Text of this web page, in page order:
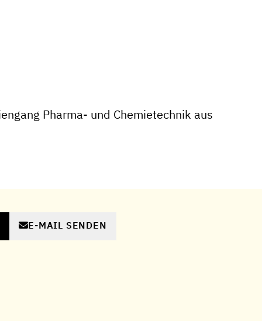
Pharma- und Chemietechnik aus
E-MAIL SENDEN